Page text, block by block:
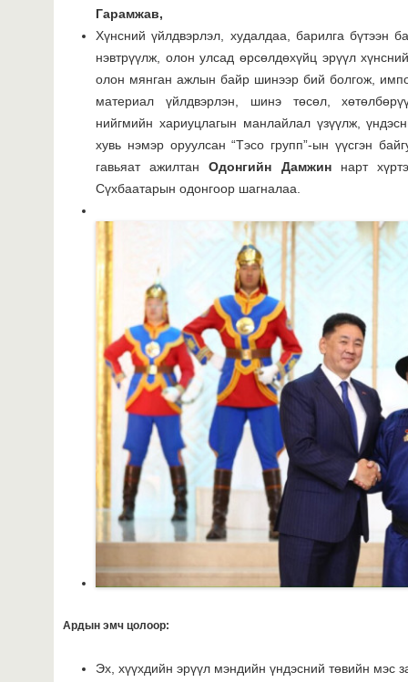
Гарамжав,
Хүнсний үйлдвэрлэл, худалдаа, барилга бүтээн
нэвтрүүлж, олон улсад өрсөлдөхүйц эрүүл хүнсний
олон мянган ажлын байр шинээр бий болгож,
материал үйлдвэрлэн, шинэ төсөл,
нийгмийн хариуцлагын манлайлал үзүүлж,
хувь нэмэр оруулсан “Тэсо групп”-ын үүсгэн
гавьяат ажилтанОдонгийн Дамжиннарт
Сүхбаатарын одонгоор шагналаа.
Ардын эмч цолоор:
Эх, хүүхдийн эрүүл мэндийн үндэсний төвийн мэс